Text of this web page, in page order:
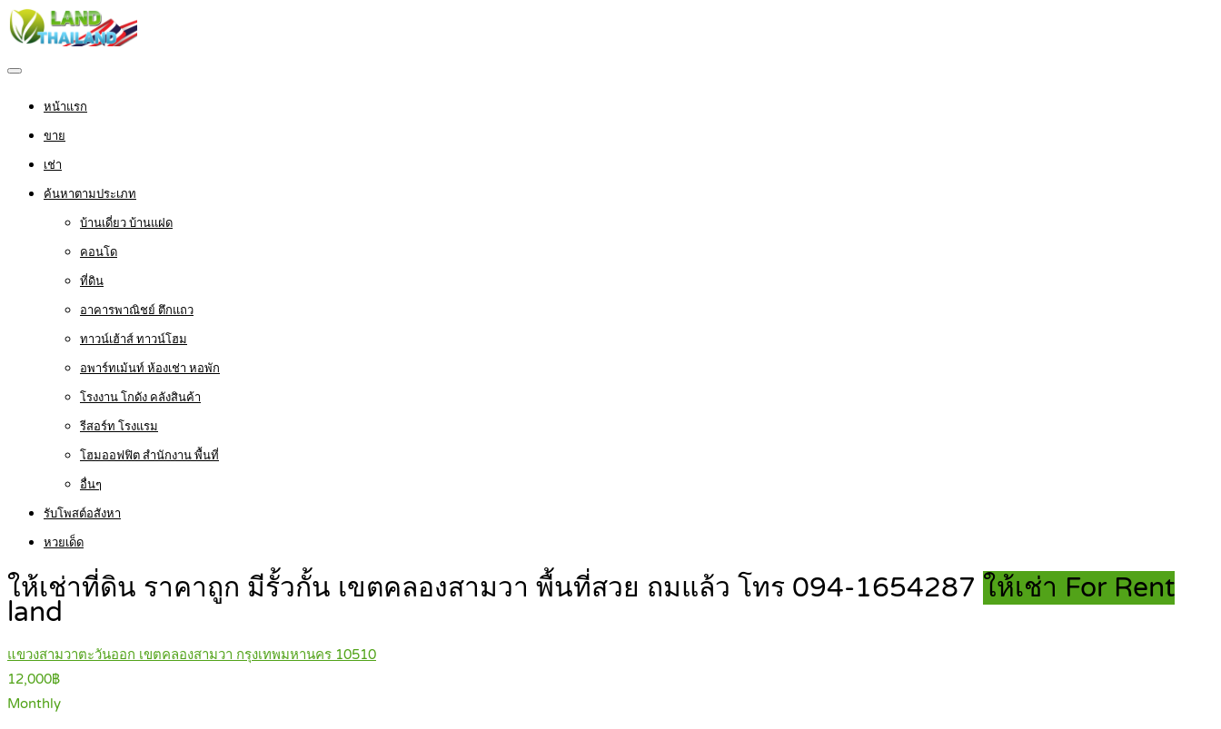
หน้าแรก
ขาย
เช่า
ค้นหาตามประเภท
บ้านเดี่ยว บ้านแฝด
คอนโด
ที่ดิน
อาคารพาณิชย์ ตึกแถว
ทาวน์เฮ้าส์ ทาวน์โฮม
อพาร์ทเม้นท์ ห้องเช่า หอพัก
โรงงาน โกดัง คลังสินค้า
รีสอร์ท โรงแรม
โฮมออฟฟิต สำนักงาน พื้นที่
อื่นๆ
รับโพสต์อสังหา
หวยเด็ด
ให้เช่าที่ดิน ราคาถูก มีรั้วกั้น เขตคลองสามวา พื้นที่สวย ถมแล้ว โทร 094-1654287 ให้เช่า For Rent
land
แขวงสามวาตะวันออก เขตคลองสามวา กรุงเทพมหานคร 10510
12,000฿
Monthly